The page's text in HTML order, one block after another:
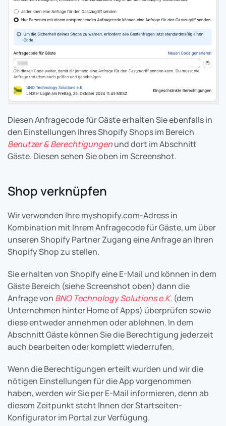
Diesen Anfragecode für Gäste erhalten Sie ebenfalls in
den Einstellungen Ihres Shopify Shops im Bereich
Benutzer & Berechtigungenund dort im Abschnitt
Gäste. Diesen sehen Sie oben im Screenshot.
Shop verknüpfen
Wir verwenden Ihre myshopify.com-Adress in
Kombination mit Ihrem Anfragecode für Gäste, um über
unseren Shopify Partner Zugang eine Anfrage an Ihren
Shopify Shop zu stellen.
Sie erhalten von Shopify eine E-Mail und können in dem
Gäste Bereich (siehe Screenshot oben) dann die
Anfrage von BNO Technology Solutions e.K. (dem
Unternehmen hinter Home of Apps) überprüfen sowie
diese entweder annehmen oder ablehnen. In dem
Abschnitt Gäste können Sie die Berechtigung jederzeit
auch bearbeiten oder komplett wiederrufen.
Wenn die Berechtigungen erteilt wurden und wir die
nötigen Einstellungen für die App vorgenommen
haben, werden wir Sie per E-Mail informieren, denn ab
diesem Zeitpunkt steht Ihnen der Startseiten-
Konfigurator im Portal zur Verfügung.